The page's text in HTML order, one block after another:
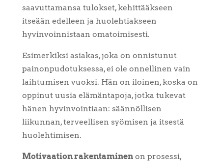
saavuttamansa tulokset, kehittääkseen
itseään edelleen ja huolehtiakseen
hyvinvoinnistaan omatoimisesti.
Esimerkiksi asiakas, joka on onnistunut
painonpudotuksessa, ei ole onnellinen vain
laihtumisen vuoksi. Hän on iloinen, koska on
oppinut uusia elämäntapoja, jotka tukevat
hänen hyvinvointiaan: säännöllisen
liikunnan, terveellisen syömisen ja itsestä
huolehtimisen.
Motivaation rakentaminenon prosessi,